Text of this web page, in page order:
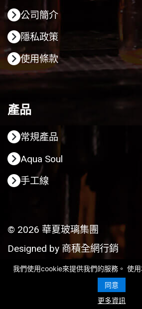
公司簡介
隱私政策
使用條款
產品
常規產品
Aqua Soul
手工線
© 2026 華夏玻璃集團
Designed by 商積全網行銷
我們使用cookie來提供我們的服務。 使用
同意
更多資訊